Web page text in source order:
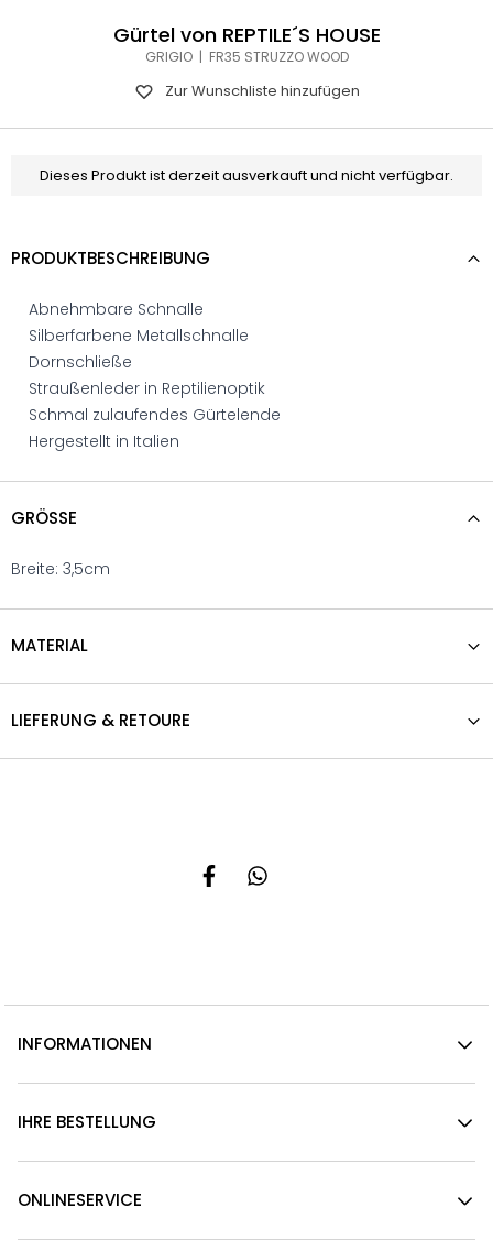
Gürtel von REPTILE´S HOUSE
GRIGIO | FR35 STRUZZO WOOD
Zur Wunschliste hinzufügen
Dieses Produkt ist derzeit ausverkauft und nicht verfügbar.
PRODUKTBESCHREIBUNG
Abnehmbare Schnalle
Silberfarbene Metallschnalle
Dornschließe
Straußenleder in Reptilienoptik
Schmal zulaufendes Gürtelende
Hergestellt in Italien
GRÖSSE
Breite: 3,5cm
MATERIAL
LIEFERUNG & RETOURE
INFORMATIONEN
IHRE BESTELLUNG
ONLINESERVICE